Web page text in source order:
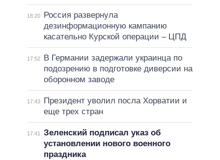
18:20
Россия развернула
дезинформационную кампанию
касательно Курской операции – ЦПД
17:52
В Германии задержали украинца по
подозрению в подготовке диверсии на
оборонном заводе
17:43
Президент уволил посла Хорватии и
еще трех стран
17:41
Зеленский подписал указ об
установлении нового военного
праздника